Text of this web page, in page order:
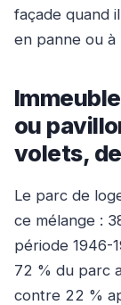
façade quand
en panne ou à
ou
volets,
Le parc de
ce mélange :
période 1946-
72 % du parc
contre 22 %